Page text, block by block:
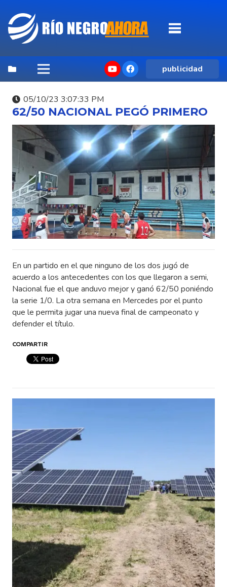
publicidad
05/10/23 3:07:33 PM
62/50 NACIONAL PEGÓ PRIMERO
En un partido en el que ninguno de los dos jugó de
acuerdo a los antecedentes con los que llegaron a semi,
Nacional fue el que anduvo mejor y ganó 62/50 poniéndo
la serie 1/0. La otra semana en Mercedes por el punto
que le permita jugar una nueva final de campeonato y
defender el título.
COMPARTIR